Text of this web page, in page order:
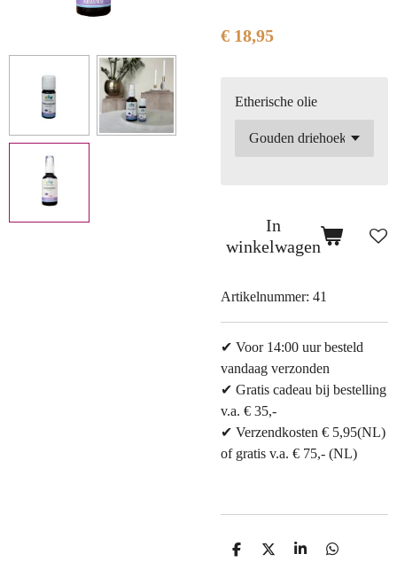
€ 18,95
Etherische olie
In
winkelwagen
Artikelnummer: 41
✔ Voor 14:00 uur besteld
vandaag verzonden
✔ Gratis cadeau bij bestelling
v.a. € 35,-
✔ Verzendkosten € 5,95(NL)
of gratis v.a. € 75,- (NL)
D
D
S
D